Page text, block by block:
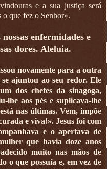
e a sua justiça será
que fez o Senhor».
enfermidades e
dores. Aleluia.
novamente para a outra
ajuntou ao seu redor. Ele
dos chefes da sinagoga,
lhe aos pés e suplicava-lhe
nas últimas. Vem, impõe
e viva!». Jesus foi com
e o apertava de
que havia doze anos
muito nas mãos de
o que possuía e, em vez de